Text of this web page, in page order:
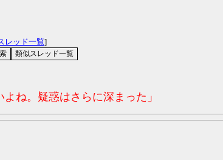
レッド一覧]
ね。疑惑はさらに深まった」